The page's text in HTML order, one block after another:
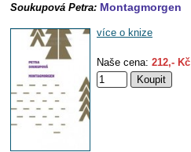
Soukupová Petra: Montagmorgen
více o knize
Naše cena: 212,- Kč